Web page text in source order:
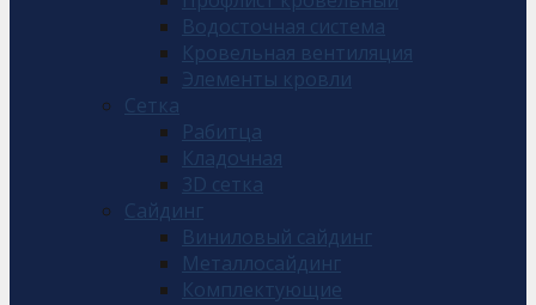
Водосточная система
Кровельная вентиляция
Элементы кровли
Сетка
Рабитца
Кладочная
3D сетка
Сайдинг
Виниловый сайдинг
Металлосайдинг
Комплектующие